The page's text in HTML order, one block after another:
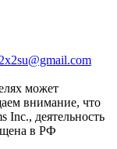
может
внимание, что
Inc., деятельность
в РФ